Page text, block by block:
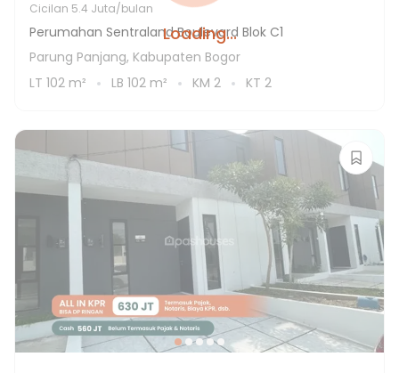
Loading...
Cicilan 5.4 Juta/bulan
Perumahan Sentraland Boulevard Blok C1
Parung Panjang, Kabupaten Bogor
LT 102 m² LB 102 m² KM 2 KT 2